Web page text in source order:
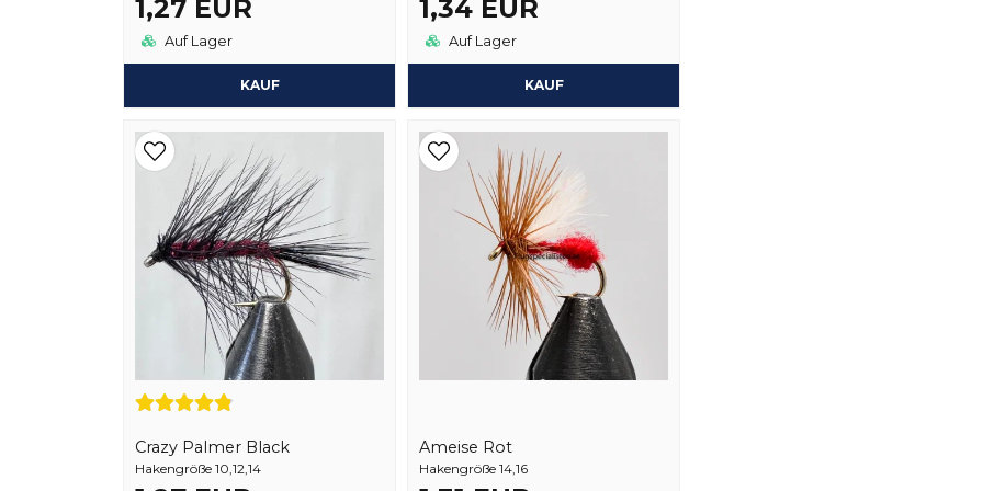
1,27 EUR
Auf Lager
KAUF
1,34 EUR
Auf Lager
KAUF
Crazy Palmer Black
Hakengröße 10,12,14
Ameise Rot
Hakengröße 14,16